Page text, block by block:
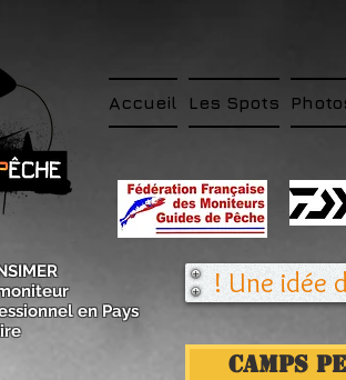
Accueil Les Spots
en Pays
Une idée
CAMPS